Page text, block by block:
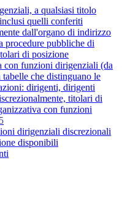
a qualsiasi titolo
quelli conferiti
dall'organo di indirizzo
procedure pubbliche di
di posizione
con funzioni dirigenziali (da
che distinguano le
dirigenti, dirigenti
titolari di
con funzioni
5
dirigenziali discrezionali
disponibili